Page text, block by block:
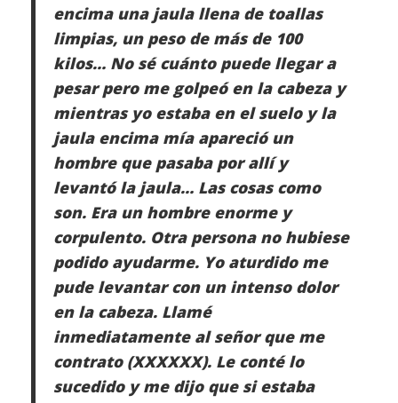
encima una jaula llena de toallas
limpias, un peso de más de 100
kilos… No sé cuánto puede llegar a
pesar pero me golpeó en la cabeza y
mientras yo estaba en el suelo y la
jaula encima mía apareció un
hombre que pasaba por allí y
levantó la jaula… Las cosas como
son. Era un hombre enorme y
corpulento. Otra persona no hubiese
podido ayudarme. Yo aturdido me
pude levantar con un intenso dolor
en la cabeza. Llamé
inmediatamente al señor que me
contrato (XXXXXX). Le conté lo
sucedido y me dijo que si estaba